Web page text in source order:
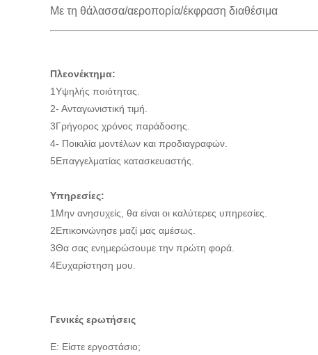
Με τη θάλασσα/αεροπορία/έκφραση διαθέσιμα
Πλεονέκτημα:
1Υψηλής ποιότητας.
2- Ανταγωνιστική τιμή.
3Γρήγορος χρόνος παράδοσης.
4- Ποικιλία μοντέλων και προδιαγραφών.
5Επαγγελματίας κατασκευαστής.
Υπηρεσίες:
1Μην ανησυχείς, θα είναι οι καλύτερες υπηρεσίες.
2Επικοινώνησε μαζί μας αμέσως.
3Θα σας ενημερώσουμε την πρώτη φορά.
4Ευχαρίστηση μου.
Γενικές ερωτήσεις
Ε: Είστε εργοστάσιο;